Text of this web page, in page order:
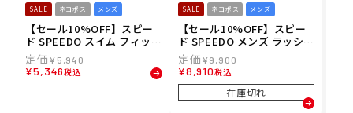
SALE ネコポス メンズ
【セール10%OFF】スピー
ド SPEEDO スイム フィット
ネス 水着 ビッグ ライナー
ジャマー Big Liner Jamme
r SF62060-KQ メンズ 男性 2
¥ 5,940
¥5,346税込
SALE ネコポス メンズ
【セール10%OFF】スピー
ド SPEEDO メンズ ラッシュ
コード ロングスリーブ ティ
ー RUSH CORD L/S T スイ
ム フィットネス 水着 SF723
81-K 26S2
¥9,900
¥8,910税込
在庫切れ